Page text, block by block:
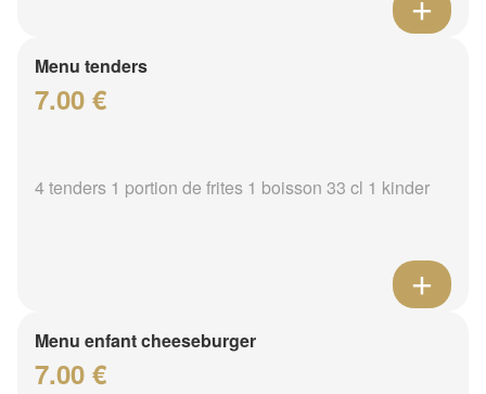
Menu tenders
7.00 €
4 tenders 1 portion de frites 1 boisson 33 cl 1 kinder
Menu enfant cheeseburger
7.00 €